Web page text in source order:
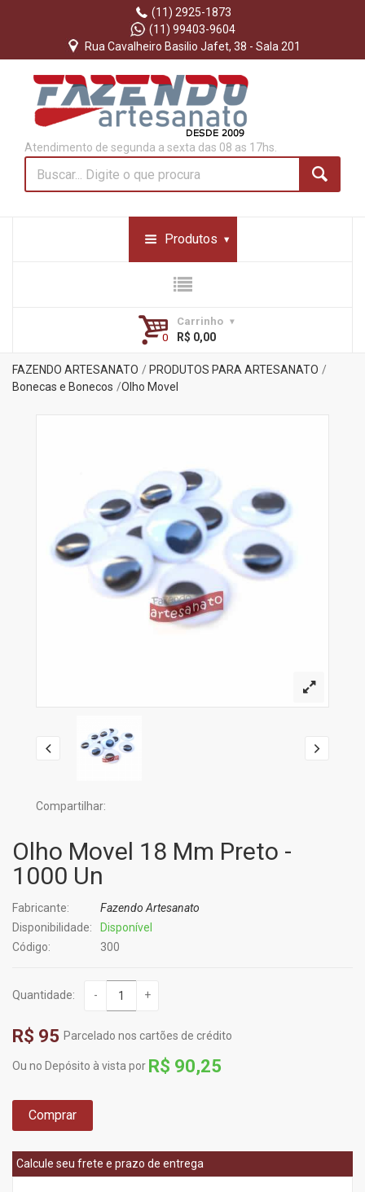
(11) 2925-1873
(11) 99403-9604
Rua Cavalheiro Basilio Jafet, 38 - Sala 201
Atendimento de segunda a sexta das 08 as 17hs.
Produtos
Carrinho
R$ 0,00
FAZENDO ARTESANATO
PRODUTOS PARA ARTESANATO
Bonecas e Bonecos
Olho Movel
Compartilhar:
Olho Movel 18 Mm Preto -
1000 Un
Fabricante:
Fazendo Artesanato
Disponibilidade:
Disponível
Código:
300
Quantidade: - +
R$ 95 Parcelado nos cartões de crédito
Ou no Depósito à vista por R$ 90,25
Comprar
Calcule seu frete e prazo de entrega